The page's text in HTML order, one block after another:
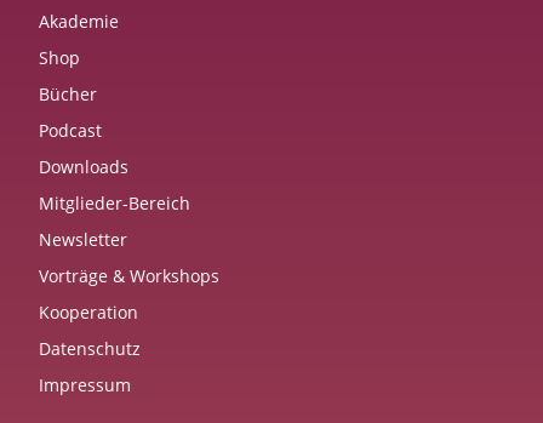
Akademie
Shop
Bücher
Podcast
Downloads
Mitglieder-Bereich
Newsletter
Vorträge & Workshops
Kooperation
Datenschutz
Impressum